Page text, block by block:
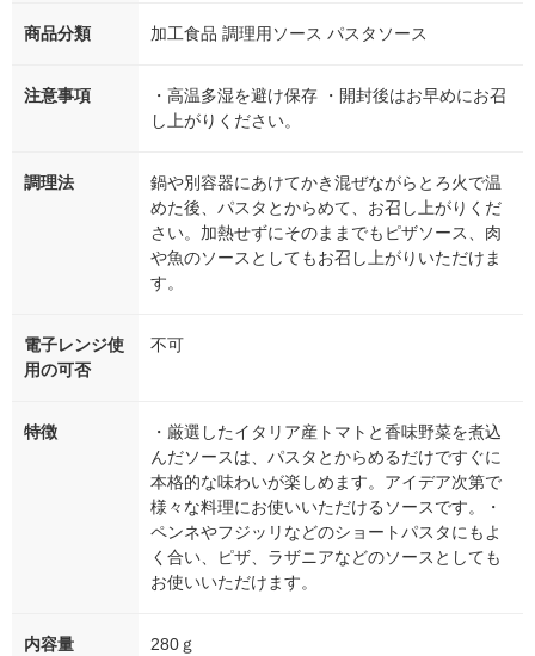
商品分類 加工食品 調理用ソース パスタソース
注意事項
・高温多湿を避け保存 ・開封後はお早めにお召
し上がりください。
調理法
鍋や別容器にあけてかき混ぜながらとろ火で温
めた後、パスタとからめて、お召し上がりくだ
さい。加熱せずにそのままでもピザソース、肉
や魚のソースとしてもお召し上がりいただけま
す。
電子レンジ使
用の可否
不可
特徴
・厳選したイタリア産トマトと香味野菜を煮込
んだソースは、パスタとからめるだけですぐに
本格的な味わいが楽しめます。アイデア次第で
様々な料理にお使いいただけるソースです。・
ペンネやフジッリなどのショートパスタにもよ
く合い、ピザ、ラザニアなどのソースとしても
お使いいただけます。
内容量 280ｇ